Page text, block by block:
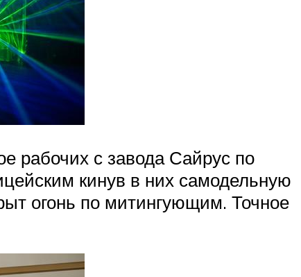
рабочих с завода Сайрус по
кинув в них самодельную
огонь по митингующим. Точное